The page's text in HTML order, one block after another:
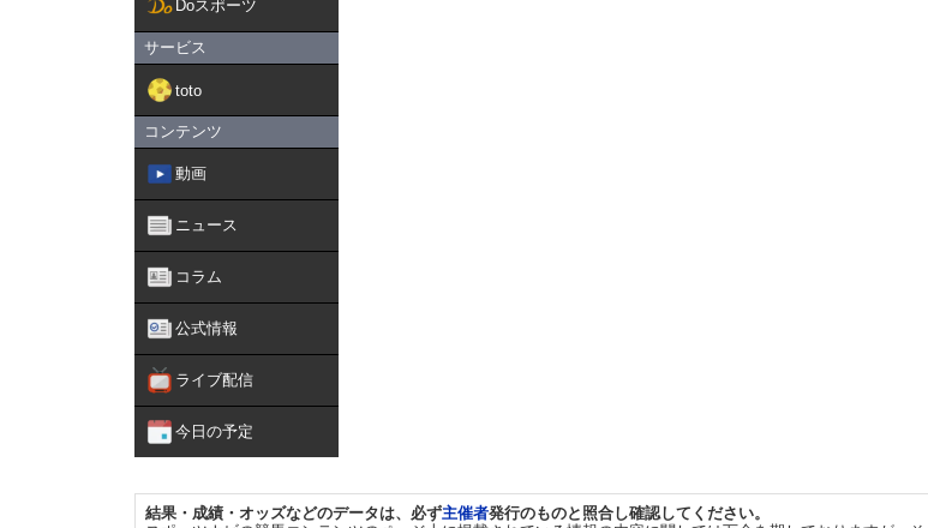
Doスポーツ
サービス
toto
コンテンツ
動画
ニュース
コラム
公式情報
ライブ配信
今日の予定
結果・成績・オッズなどのデータは、必ず主催者発行のものと照合し確認してください。